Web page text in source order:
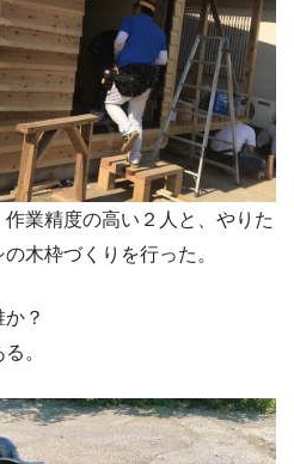
業精度の高い２人と、やりた
木枠づくりを行った。
？
。